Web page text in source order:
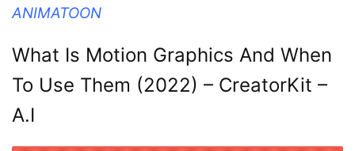
ANIMATOON
What Is Motion Graphics And When
To Use Them (2022) – CreatorKit –
A.I